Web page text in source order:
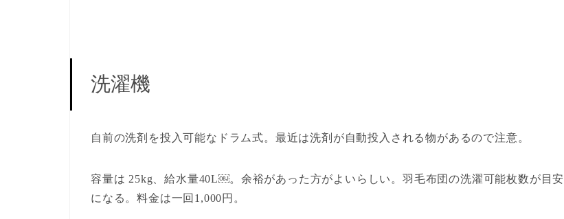
洗濯機
自前の洗剤を投入可能なドラム式。最近は洗剤が自動投入される物があるので注意。
容量は 25kg、給水量40L￼。余裕があった方がよいらしい。羽毛布団の洗濯可能枚数が目安
になる。料金は一回1,000円。